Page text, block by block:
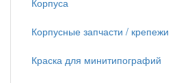
Корпуса
Корпусные запчасти / крепежи
Краска для минитипографий